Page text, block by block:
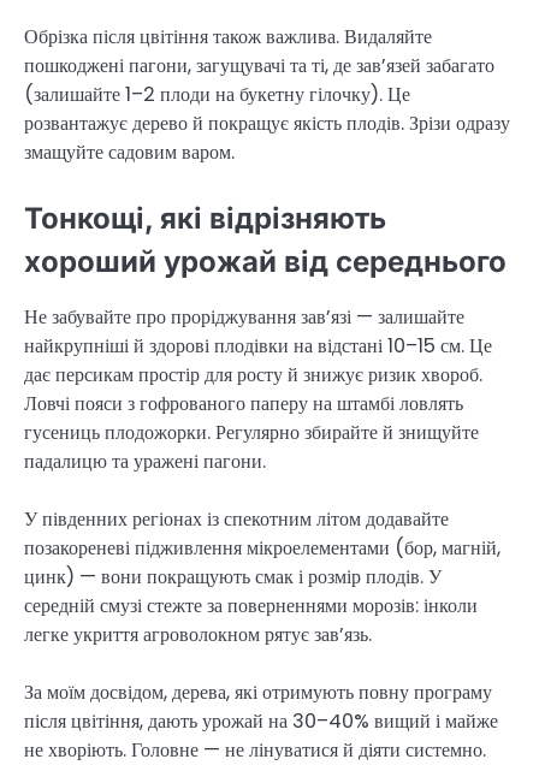
Обрізка після цвітіння також важлива. Видаляйте
пошкоджені пагони, загущувачі та ті, де зав’язей забагато
(залишайте 1–2 плоди на букетну гілочку). Це
розвантажує дерево й покращує якість плодів. Зрізи одразу
змащуйте садовим варом.
Тонкощі, які відрізняють
хороший урожай від середнього
Не забувайте про проріджування зав’язі — залишайте
найкрупніші й здорові плодівки на відстані 10–15 см. Це
дає персикам простір для росту й знижує ризик хвороб.
Ловчі пояси з гофрованого паперу на штамбі ловлять
гусениць плодожорки. Регулярно збирайте й знищуйте
падалицю та уражені пагони.
У південних регіонах із спекотним літом додавайте
позакореневі підживлення мікроелементами (бор, магній,
цинк) — вони покращують смак і розмір плодів. У
середній смузі стежте за поверненнями морозів: інколи
легке укриття агроволокном рятує зав’язь.
За моїм досвідом, дерева, які отримують повну програму
після цвітіння, дають урожай на 30–40% вищий і майже
не хворіють. Головне — не лінуватися й діяти системно.